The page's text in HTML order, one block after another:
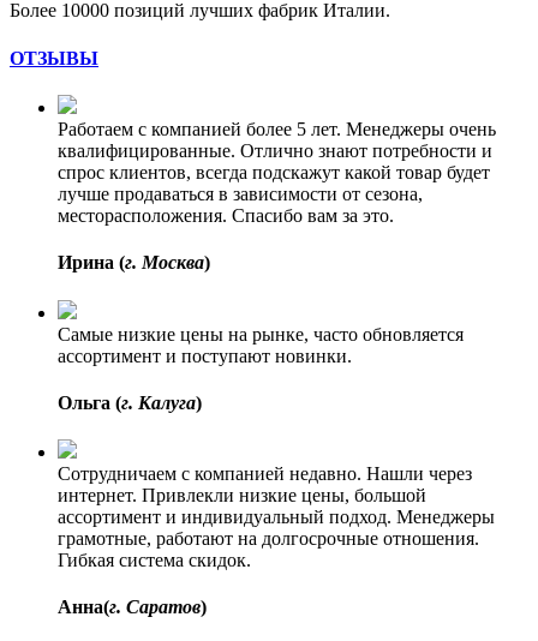
Более 10000 позиций лучших фабрик Италии.
ОТЗЫВЫ
Работаем с компанией более 5 лет. Менеджеры очень
квалифицированные. Отлично знают потребности и
спрос клиентов, всегда подскажут какой товар будет
лучше продаваться в зависимости от сезона,
месторасположения. Спасибо вам за это.
Ирина (г. Москва)
Самые низкие цены на рынке, часто обновляется
ассортимент и поступают новинки.
Ольга (г. Калуга)
Сотрудничаем с компанией недавно. Нашли через
интернет. Привлекли низкие цены, большой
ассортимент и индивидуальный подход. Менеджеры
грамотные, работают на долгосрочные отношения.
Гибкая система скидок.
Анна(г. Саратов)